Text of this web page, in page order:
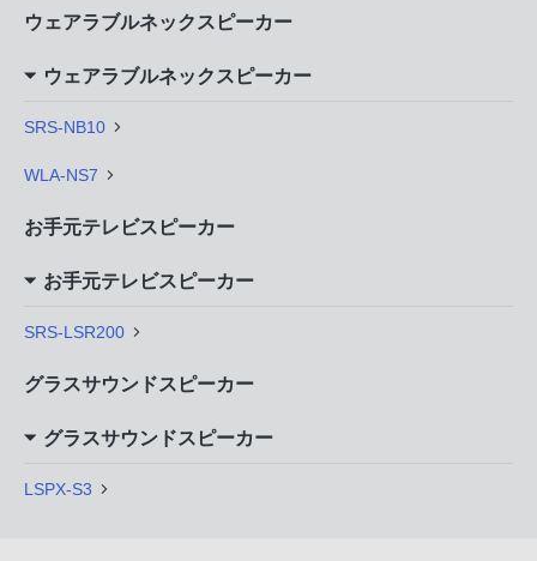
ウェアラブルネックスピーカー
ウェアラブルネックスピーカー
SRS-NB10
WLA-NS7
お手元テレビスピーカー
お手元テレビスピーカー
SRS-LSR200
グラスサウンドスピーカー
グラスサウンドスピーカー
LSPX-S3